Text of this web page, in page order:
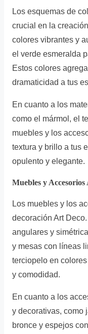
Los esquemas de
crucial en la
colores vibrantes y
el verde esmeralda
Estos colores
dramaticidad a tus
En cuanto a los
como el mármol, el
muebles y los
textura y brillo a tus
opulento y elegante.
Muebles y
Los muebles y los
decoración Art
angulares y
y mesas con líneas
terciopelo en
y comodidad.
En cuanto a los
y decorativas, como
bronce y espejos